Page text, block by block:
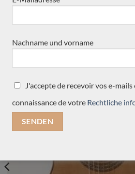
NEUE ANGEKOMMENE
Nachname und vorname
J'accepte de recevoir vos e-
connaissance de votre Rechtliche